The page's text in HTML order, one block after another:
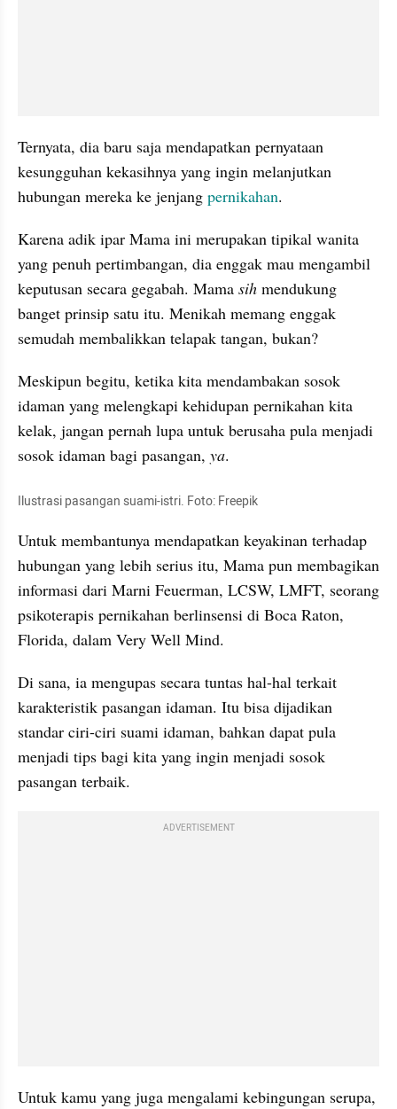
Ternyata, dia baru saja mendapatkan pernyataan
kesungguhan kekasihnya yang ingin melanjutkan
hubungan mereka ke jenjang pernikahan.
Karena adik ipar Mama ini merupakan tipikal wanita
yang penuh pertimbangan, dia enggak mau mengambil
keputusan secara gegabah. Mama sih mendukung
banget prinsip satu itu. Menikah memang enggak
semudah membalikkan telapak tangan, bukan?
Meskipun begitu, ketika kita mendambakan sosok
idaman yang melengkapi kehidupan pernikahan kita
kelak, jangan pernah lupa untuk berusaha pula menjadi
sosok idaman bagi pasangan, ya.
Ilustrasi pasangan suami-istri. Foto: Freepik
Untuk membantunya mendapatkan keyakinan terhadap
hubungan yang lebih serius itu, Mama pun membagikan
informasi dari Marni Feuerman, LCSW, LMFT, seorang
psikoterapis pernikahan berlinsensi di Boca Raton,
Florida, dalam Very Well Mind.
Di sana, ia mengupas secara tuntas hal-hal terkait
karakteristik pasangan idaman. Itu bisa dijadikan
standar ciri-ciri suami idaman, bahkan dapat pula
menjadi tips bagi kita yang ingin menjadi sosok
pasangan terbaik.
ADVERTISEMENT